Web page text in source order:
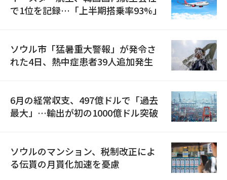
で1位を記録…「上半期搭乗率93%」
ソウル市「猛暑重大警報」が発令さ
れた4日、熱中症患者39人追加発生
6月の経常収支、497億ドルで「過去
最大」…輸出が初の1000億ドル突破
ソウルのマンション、税制改正によ
る伝貰の月貰化加速を憂慮